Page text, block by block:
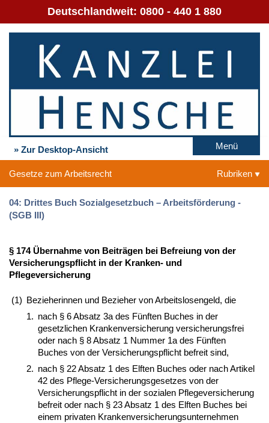
Deutschlandweit: 0800 - 440 1 880
» Zur Desktop-Ansicht Menü
Gesetze zum Arbeitsrecht Rubriken
04: Drittes Buch Sozialgesetzbuch – Arbeitsförderung -
(SGB III)
§ 174 Übernahme von Beiträgen bei Befreiung von der
Versicherungspflicht in der Kranken- und
Pflegeversicherung
(1) Bezieherinnen und Bezieher von Arbeitslosengeld, die
1. nach § 6 Absatz 3a des Fünften Buches in der
gesetzlichen Krankenversicherung versicherungsfrei
oder nach § 8 Absatz 1 Nummer 1a des Fünften
Buches von der Versicherungspflicht befreit sind,
2. nach § 22 Absatz 1 des Elften Buches oder nach Artikel
42 des Pflege-Versicherungsgesetzes von der
Versicherungspflicht in der sozialen Pflegeversicherung
befreit oder nach § 23 Absatz 1 des Elften Buches bei
einem privaten Krankenversicherungsunternehmen